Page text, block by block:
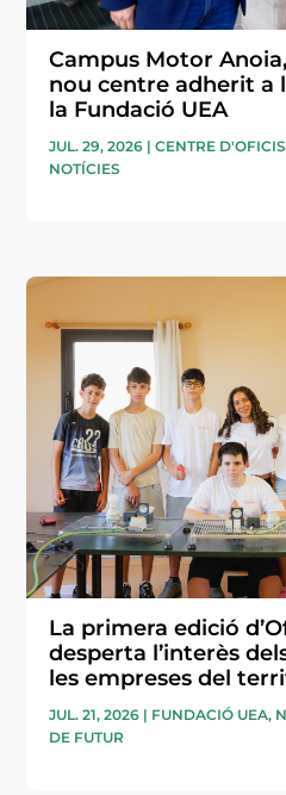
Campus Motor
nou centre adherit a
la Fundació UEA
JUL. 29, 2026 |CENTRE D'OFICIS
NOTÍCIES
La primera edició
desperta l’interès
les empreses del
JUL. 21, 2026 | FUNDACIÓ UEA,
DE FUTUR